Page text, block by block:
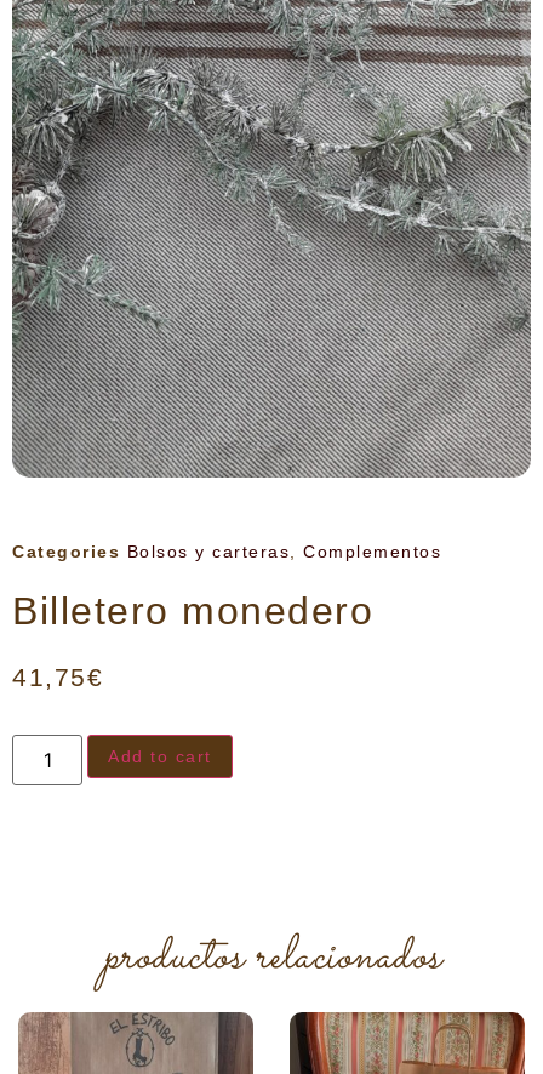
Categories Bolsos y carteras Complementos
Billetero monedero
41,75€
Add to cart
productos relacionados